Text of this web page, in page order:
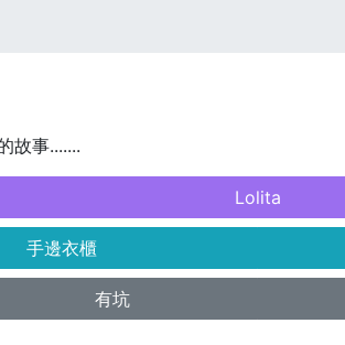
故事.......
Lolita
手邊衣櫃
有坑